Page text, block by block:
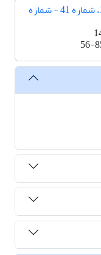
دوره 11، شماره 41 - شماره
56-